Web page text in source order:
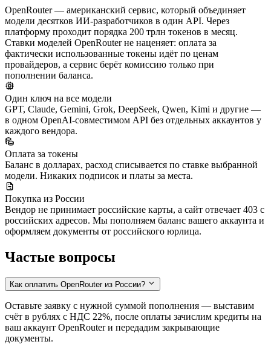
OpenRouter — американский сервис, который объединяет
модели десятков ИИ-разработчиков в один API. Через
платформу проходит порядка 200 трлн токенов в месяц.
Ставки моделей OpenRouter не наценяет: оплата за
фактически использованные токены идёт по ценам
провайдеров, а сервис берёт комиссию только при
пополнении баланса.
Один ключ на все модели
GPT, Claude, Gemini, Grok, DeepSeek, Qwen, Kimi и другие —
в одном OpenAI-совместимом API без отдельных аккаунтов у
каждого вендора.
Оплата за токены
Баланс в долларах, расход списывается по ставке выбранной
модели. Никаких подписок и платы за места.
Покупка из России
Вендор не принимает российские карты, а сайт отвечает 403 с
российских адресов. Мы пополняем баланс вашего аккаунта и
оформляем документы от российского юрлица.
Частые вопросы
Как оплатить OpenRouter из России?
Оставьте заявку с нужной суммой пополнения — выставим
счёт в рублях с НДС 22%, после оплаты зачислим кредиты на
ваш аккаунт OpenRouter и передадим закрывающие
документы.